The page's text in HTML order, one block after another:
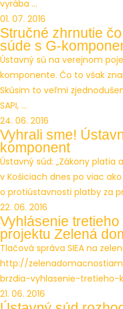
vyrába ...
01. 07. 2016
Stručné zhrnutie
súde s G-
Ústavný sú na verejnom
komponente. Čo to však
Skúsim to veľmi
SAPI, ...
24. 06. 2016
Vyhrali sme!
komponent
Ústavný súd: „Zákony platia
v Košiciach dnes po viac
o protiústavnosti platby za
22. 06. 2016
Vyhlásenie
projektu Zelená
Tlačová správa SIEA na
http://
brzdia-vyhlasenie-tretieho-
21. 06. 2016